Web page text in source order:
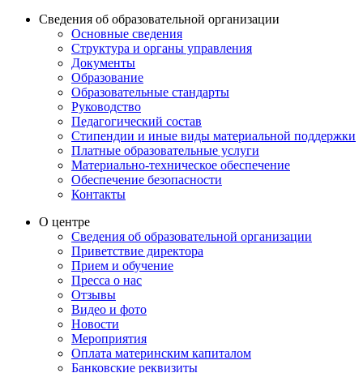
Сведения об образовательной организации
Основные сведения
Структура и органы управления
Документы
Образование
Образовательные стандарты
Руководство
Педагогический состав
Стипендии и иные виды материальной поддержки
Платные образовательные услуги
Материально-техническое обеспечение
Обеспечение безопасности
Контакты
О центре
Сведения об образовательной организации
Приветствие директора
Прием и обучение
Пресса о нас
Отзывы
Видео и фото
Новости
Мероприятия
Оплата материнским капиталом
Банковские реквизиты